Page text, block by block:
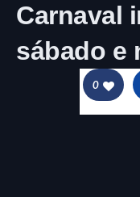
Carnaval
sábado e
0